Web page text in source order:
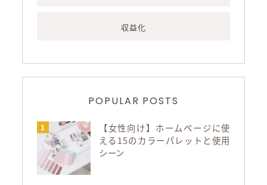
収益化
POPULAR POSTS
【女性向け】ホームページに使
える15のカラーパレットと使用
シーン